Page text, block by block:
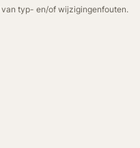
typ- en/of wijzigingenfouten.